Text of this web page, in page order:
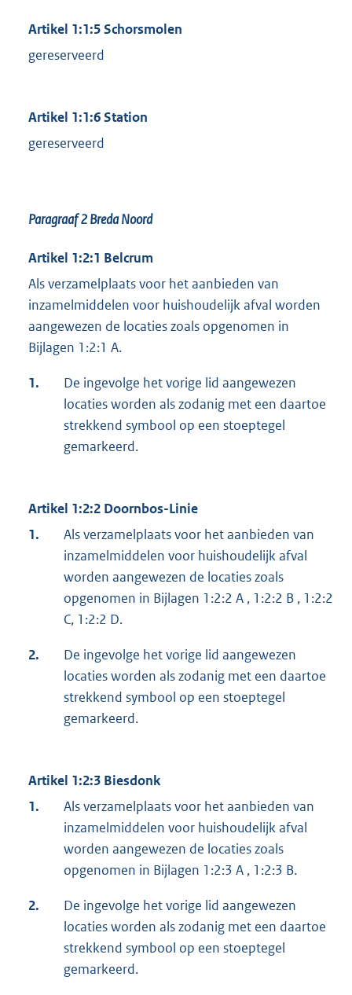
Artikel 1:1:5 Schorsmolen
gereserveerd
Artikel 1:1:6 Station
gereserveerd
Paragraaf 2Breda Noord
Artikel 1:2:1 Belcrum
Als verzamelplaats voor het aanbieden van
inzamelmiddelen voor huishoudelijk afval worden
aangewezen de locaties zoals opgenomen in
Bijlagen 1:2:1 A.
1.
De ingevolge het vorige lid aangewezen
locaties worden als zodanig met een daartoe
strekkend symbool op een stoeptegel
gemarkeerd.
Artikel 1:2:2 Doornbos-Linie
1.
Als verzamelplaats voor het aanbieden van
inzamelmiddelen voor huishoudelijk afval
worden aangewezen de locaties zoals
opgenomen in Bijlagen 1:2:2 A , 1:2:2 B , 1:2:2
C, 1:2:2 D.
2.
De ingevolge het vorige lid aangewezen
locaties worden als zodanig met een daartoe
strekkend symbool op een stoeptegel
gemarkeerd.
Artikel 1:2:3 Biesdonk
1.
Als verzamelplaats voor het aanbieden van
inzamelmiddelen voor huishoudelijk afval
worden aangewezen de locaties zoals
opgenomen in Bijlagen 1:2:3 A , 1:2:3 B.
2.
De ingevolge het vorige lid aangewezen
locaties worden als zodanig met een daartoe
strekkend symbool op een stoeptegel
gemarkeerd.